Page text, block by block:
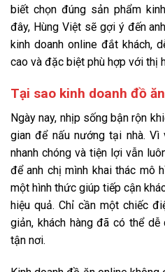
biết chọn đúng sản phẩm
đây, Hùng Việt sẽ gợi ý đến
kinh doanh online đắt khách,
cao và đặc biệt phù hợp với thị
Tại sao kinh doanh đồ
Ngày nay, nhịp sống bận rộn
gian để nấu nướng tại nhà. Vì
nhanh chóng và tiện lợi vẫn
để anh chị mình khai thác mô
một hình thức giúp tiếp cận
hiệu quả. Chỉ cần một chiếc
giản, khách hàng đã có thể
tận nơi.